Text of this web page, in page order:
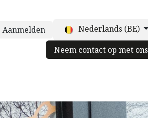
Aanmelden
Nederlands (BE)
Neem contact op met ons